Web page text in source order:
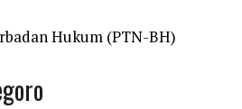
Hukum (PTN-BH)